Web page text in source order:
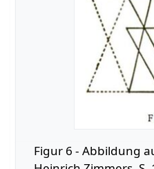
Figur 6 - Abbildung